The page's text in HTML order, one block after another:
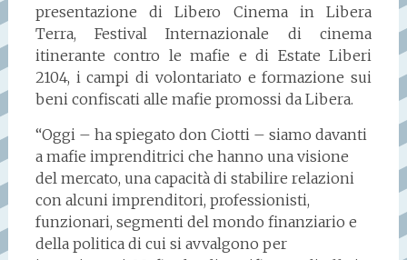
presentazione di Libero Cinema in Libera
Terra, Festival Internazionale di cinema
itinerante contro le mafie e di Estate Liberi
2104, i campi di volontariato e formazione sui
beni confiscati alle mafie promossi da Libera.
“Oggi – ha spiegato don Ciotti – siamo davanti
a mafie imprenditrici che hanno una visione
del mercato, una capacità di stabilire relazioni
con alcuni imprenditori, professionisti,
funzionari, segmenti del mondo finanziario e
della politica di cui si avvalgono per